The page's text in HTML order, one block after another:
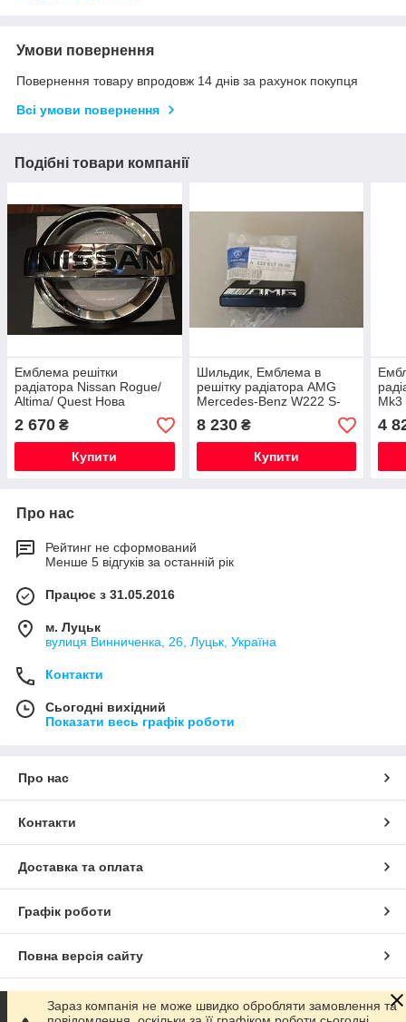
Умови повернення
Повернення товару впродовж 14 днів за рахунок покупця
Всі умови повернення
Подібні товари компанії
Емблема решітки
радіатора Nissan Rogue/
Altima/ Quest Нова
Оригінальна
2 670 ₴
Купити
Шильдик, Емблема в
решітку радіатора AMG
Mercedes-Benz W222 S-
Class Нова Оригінальна
8 230₴
Купити
Mk3
4
Про нас
Рейтинг не сформований
Менше 5 відгуків за останній рік
Працює з 31.05.2016
м. Луцьк
вулиця Винниченка, 26, Луцьк, Україна
Контакти
Сьогодні вихідний
Показати весь графік роботи
Про нас
Контакти
Доставка та оплата
Графік роботи
Повна версія сайту
Сайт створено на маркетплейсіProm.ua
Зараз компанія не може швидко обробляти замовлення та